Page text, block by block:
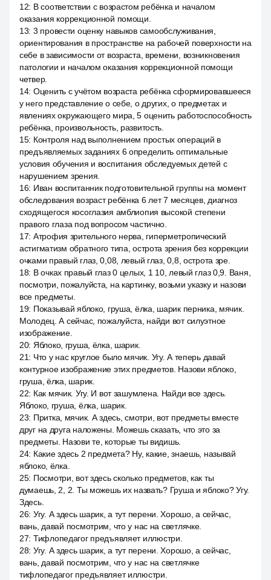
12: В соответствии с возрастом ребёнка и началом
оказания коррекционной помощи.
13: 3 провести оценку навыков самообслуживания,
ориентирования в пространстве на рабочей поверхности на
себе в зависимости от возраста, времени, возникновения
патологии и началом оказания коррекционной помощи
четвер.
14: Оценить с учётом возраста ребёнка сформировавшееся
у него представление о себе, о других, о предметах и
явлениях окружающего мира, 5 оценить работоспособность
ребёнка, произвольность, развитость.
15: Контроля над выполнением простых операций в
предъявляемых заданиях 6 определить оптимальные
условия обучения и воспитания обследуемых детей с
нарушением зрения.
16: Иван воспитанник подготовительной группы на момент
обследования возраст ребёнка 6 лет 7 месяцев, диагноз
сходящегося косоглазия амблиопия высокой степени
правого глаза под вопросом частично.
17: Атрофия зрительного нерва, гиперметропический
астигматизм обратного типа, острота зрения без коррекции
очками правый глаз, 0,08, левый глаз, 0,8, острота зре.
18: В очках правый глаз 0 целых, 1 10, левый глаз 0,9. Ваня,
посмотри, пожалуйста, на картинку, возьми указку и назови
все предметы.
19: Показывай яблоко, груша, ёлка, шарик перника, мячик.
Молодец. А сейчас, пожалуйста, найди вот силуэтное
изображение.
20: Яблоко, груша, ёлка, шарик.
21: Что у нас круглое было мячик. Угу. А теперь давай
контурное изображение этих предметов. Назови яблоко,
груша, ёлка, шарик.
22: Как мячик. Угу. И вот зашумлена. Найди все здесь.
Яблоко, груша, ёлка, шарик.
23: Притка, мячик. А здесь, смотри, вот предметы вместе
друг на друга наложены. Можешь сказать, что это за
предметы. Назови те, которые ты видишь.
24: Какие здесь 2 предмета? Ну, какие, знаешь, называй
яблоко, ёлка.
25: Посмотри, вот здесь сколько предметов, как ты
думаешь, 2, 2. Ты можешь их назвать? Груша и яблоко? Угу.
Здесь.
26: Угу. А здесь шарик, а тут перени. Хорошо, а сейчас,
вань, давай посмотрим, что у нас на светлячке.
27: Тифлопедагог предъявляет иллюстри.
28: Угу. А здесь шарик, а тут перени. Хорошо, а сейчас,
вань, давай посмотрим, что у нас на светлячке
тифлопедагог предъявляет иллюстри.